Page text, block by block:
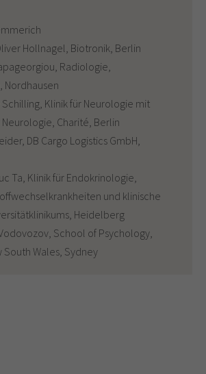
Hollnagel, Biotronik, Berlin
Radiologie,
Nordhausen
Schilling, Klinik für Neurologie mit
Charité, Berlin
DB Cargo Logistics GmbH,
Ta, Klinik für Endokrinologie,
und klinische
Heidelberg
School of Psychology,
South Wales, Sydney